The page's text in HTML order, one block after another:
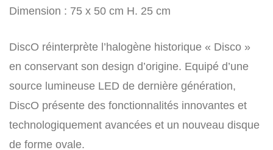
Dimension : 75 x 50 cm H. 25 cm
DiscO réinterprète l’halogène historique « Disco »
en conservant son design d’origine. Equipé d’une
source lumineuse LED de dernière génération,
DiscO présente des fonctionnalités innovantes et
technologiquement avancées et un nouveau disque
de forme ovale.